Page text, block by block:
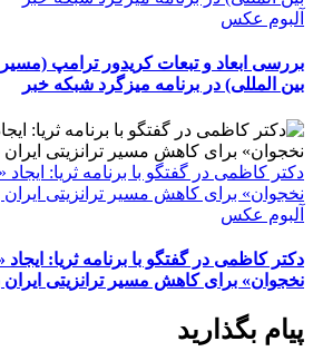
آلبوم عکس
بررسی ابعاد و تبعات کریدور ترامپ
بین المللی) در برنامه میزگرد شبکه خبر
دکتر کاظمی در گفتگو با برنامه ثریا:
نخجوان» برای کاهش مسیر ترانزیتی
آلبوم عکس
دکتر کاظمی در گفتگو با برنامه ثریا:
نخجوان» برای کاهش مسیر ترانزیتی
پیام بگذارید